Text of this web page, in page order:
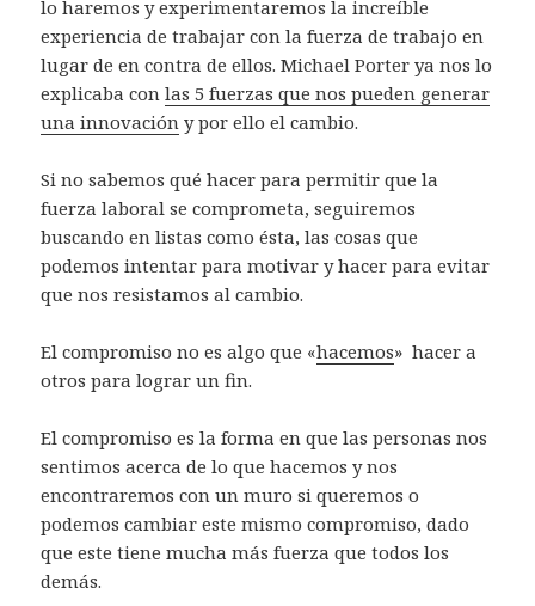
lo haremos y experimentaremos la increíble
experiencia de trabajar con la fuerza de trabajo en
lugar de en contra de ellos. Michael Porter ya nos lo
explicaba conlas 5 fuerzas que nos pueden generar
una innovación y por ello el cambio.
Si no sabemos qué hacer para permitir que la
fuerza laboral se comprometa, seguiremos
buscando en listas como ésta, las cosas que
podemos intentar para motivar y hacer para evitar
que nos resistamos al cambio.
El compromiso no es algo que «hacemos» hacer a
otros para lograr un fin.
El compromiso es la forma en que las personas nos
sentimos acerca de lo que hacemos y nos
encontraremos con un muro si queremos o
podemos cambiar este mismo compromiso, dado
que este tiene mucha más fuerza que todos los
demás.